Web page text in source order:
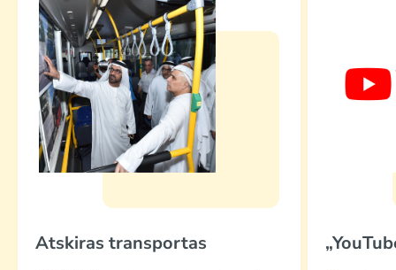
Atskiras transportas